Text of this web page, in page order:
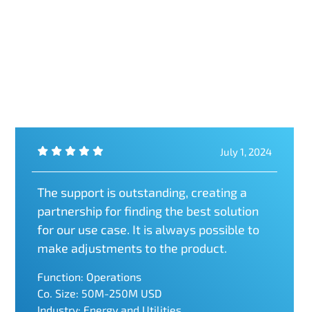
July 1, 2024
The support is outstanding, creating a
partnership for finding the best solution
for our use case. It is always possible to
make adjustments to the product.
Function: Operations
Co. Size: 50M-250M USD